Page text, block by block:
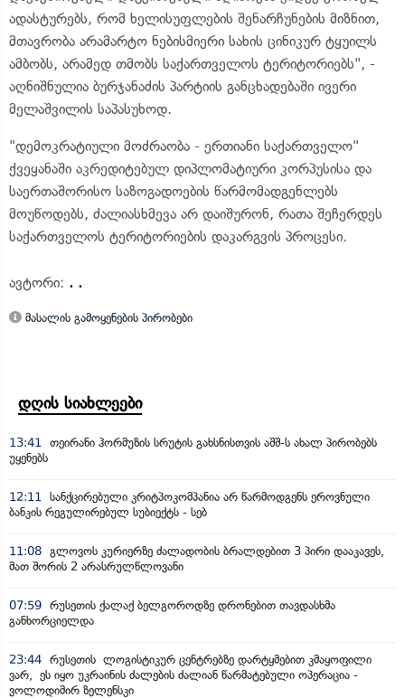
ადასტურებს, რომ ხელისუფლების შენარჩუნების მიზნით,
მთავრობა არამარტო ნებისმიერი სახის ცინიკურ ტყუილს
ამბობს, არამედ თმობს საქართველოს ტერიტორიებს", -
აღნიშნულია ბურჯანაძის პარტიის განცხადებაში ივერი
მელაშვილის საპასუხოდ.
"დემოკრატიული მოძრაობა - ერთიანი საქართველო"
ქვეყანაში აკრედიტებულ დიპლომატიური კორპუსისა და
საერთაშორისო საზოგადოების წარმომადგენლებს
მოუწოდებს, ძალიასხმევა არ დაიშურონ, რათა შეჩერდეს
საქართველოს ტერიტორიების დაკარგვის პროცესი.
ავტორი: . .
მასალის გამოყენების პირობები
დღის სიახლეები
13:41 თეირანი ჰორმუზის სრუტის გახსნისთვის აშშ-ს ახალ პირობებს
უყენებს
12:11 სანქცირებული კრიტპოკომპანია არ წარმოდგენს ეროვნული
ბანკის რეგულირებულ სუბიექტს - სებ
11:08 გლოვოს კურიერზე ძალადობის ბრალდებით 3 პირი დააკავეს,
მათ შორის 2 არასრულწლოვანი
07:59 რუსეთის ქალაქ ბელგოროდზე დრონებით თავდასხმა
განხორციელდა
23:44 რუსეთის ლოგისტიკურ ცენტრებზე დარტყმებით კმაყოფილი
ვარ, ეს იყო უკრაინის ძალების ძალიან წარმატებული ოპერაცია -
ვოლოდიმირ ზელენსკი